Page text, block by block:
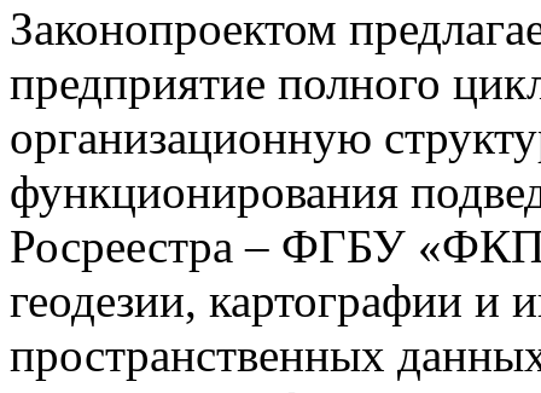
Законопроектом
предприятие полного
организационную
функционирования
Росреестра – ФГБУ
геодезии, картографии и
пространственных